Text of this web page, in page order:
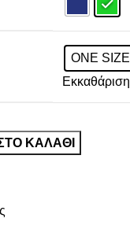
ONE SIZE
Εκκαθάριση
ΚΑΛΆΘΙ